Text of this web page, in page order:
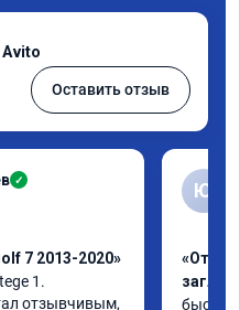
Avito
Оставить отзыв
✓
7 2013-2020»
1.
отзывчивым,
Ю
быстро